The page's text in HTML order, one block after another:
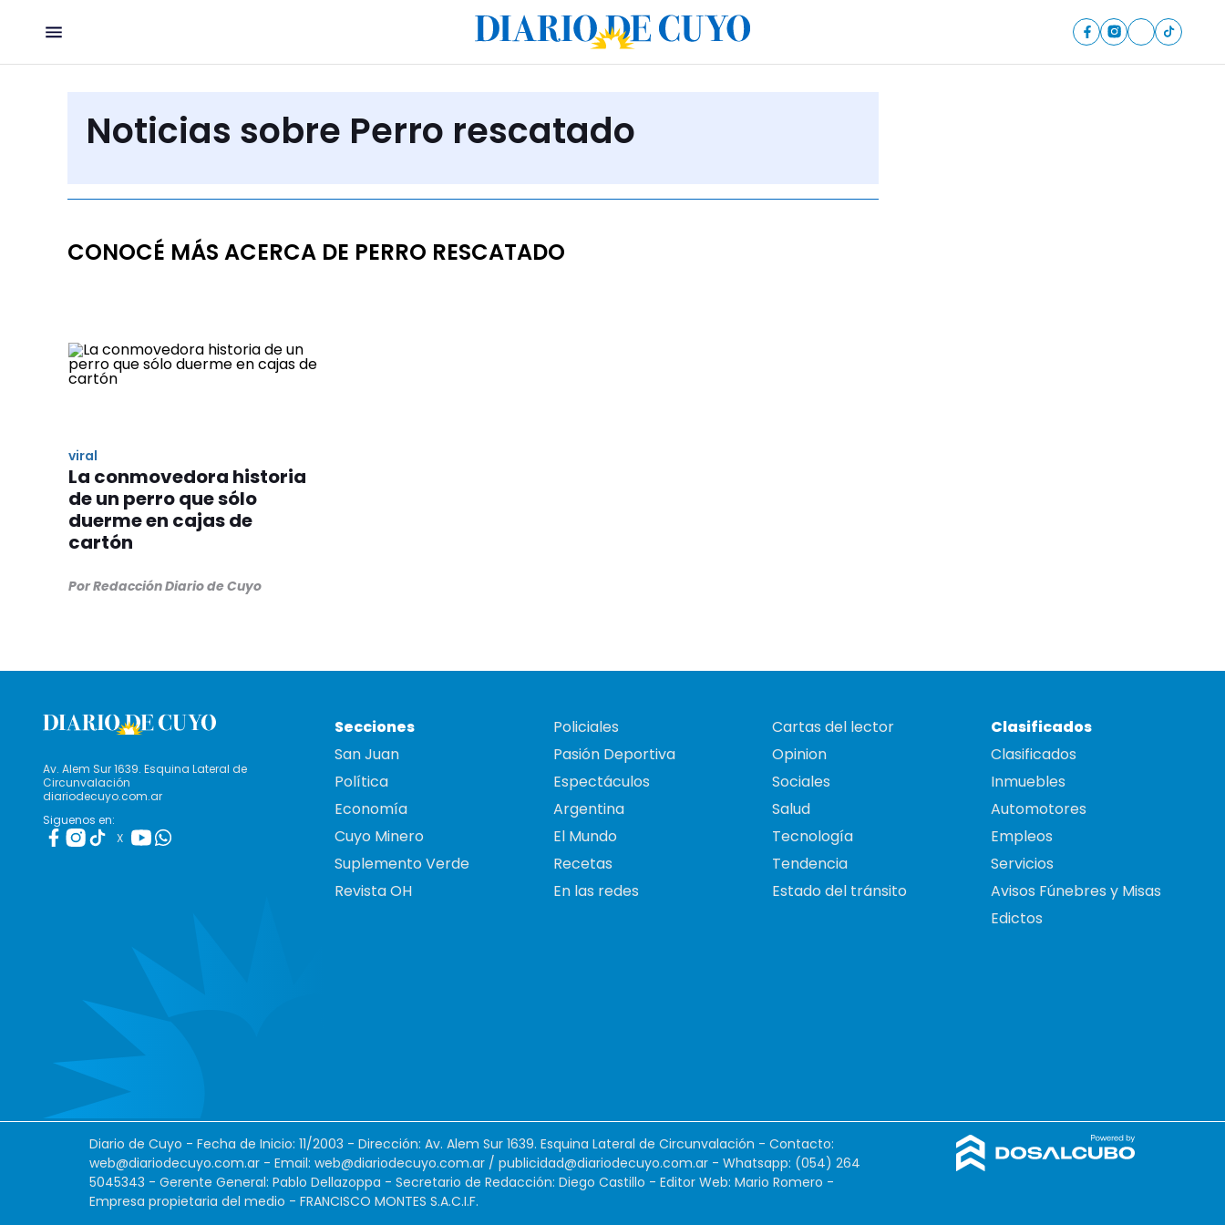
Noticias sobre Perro rescatado
CONOCÉ MÁS ACERCA DE PERRO RESCATADO
viral
La conmovedora historia
de un perro que sólo
duerme en cajas de
cartón
Por Redacción Diario de Cuyo
Av. Alem Sur 1639. Esquina Lateral de
Circunvalación
diariodecuyo.com.ar
Siguenos en:
X
Secciones
San Juan
Política
Economía
Cuyo Minero
Suplemento Verde
Revista OH
Policiales
Pasión Deportiva
Espectáculos
Argentina
El Mundo
Recetas
En las redes
Cartas del lector
Opinion
Sociales
Salud
Tecnología
Tendencia
Estado del tránsito
Clasificados
Clasificados
Inmuebles
Automotores
Empleos
Servicios
Avisos Fúnebres y Misas
Edictos
Diario de Cuyo - Fecha de Inicio: 11/2003 - Dirección: Av. Alem Sur 1639. Esquina Lateral de Circunvalación - Contacto:
web@diariodecuyo.com.ar - Email: web@diariodecuyo.com.ar / publicidad@diariodecuyo.com.ar - Whatsapp: (054) 264
5045343 - Gerente General: Pablo Dellazoppa - Secretario de Redacción: Diego Castillo - Editor Web: Mario Romero -
Empresa propietaria del medio - FRANCISCO MONTES S.A.C.I.F.